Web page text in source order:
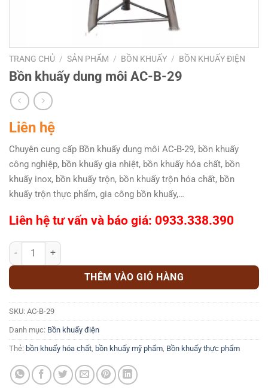
TRANG CHỦ / SẢN PHẨM / BỒN KHUẤY / BỒN KHUẤY ĐIỆN
Bồn khuấy dung môi AC-B-29
Liên hệ
Chuyên cung cấp Bồn khuấy dung môi AC-B-29, bồn khuấy
công nghiệp, bồn khuấy gia nhiệt, bồn khuấy hóa chất, bồn
khuấy inox, bồn khuấy trộn, bồn khuấy trộn hóa chất, bồn
khuấy trộn thực phẩm, gia công bồn khuấy,…
Liên hệ tư vấn và báo giá: 0933.338.390
Bồn khuấy dung môi AC-B-29 số lượng
THÊM VÀO GIỎ HÀNG
SKU: AC-B-29
Danh mục: Bồn khuấy điện
Thẻ: bồn khuấy hóa chất bồn khuấy mỹ phẩm Bồn khuấy thực phẩm